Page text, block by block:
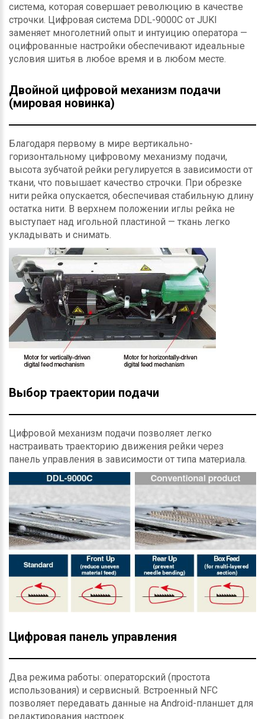
система, которая совершает революцию в качестве
строчки. Цифровая система DDL-9000C от JUKI
заменяет многолетний опыт и интуицию оператора —
оцифрованные настройки обеспечивают идеальные
условия шитья в любое время и в любом месте.
Двойной цифровой механизм подачи
(мировая новинка)
Благодаря первому в мире вертикально-
горизонтальному цифровому механизму подачи,
высота зубчатой рейки регулируется в зависимости от
ткани, что повышает качество строчки. При обрезке
нити рейка опускается, обеспечивая стабильную длину
остатка нити. В верхнем положении иглы рейка не
выступает над игольной пластиной — ткань легко
укладывать и снимать.
Выбор траектории подачи
Цифровой механизм подачи позволяет легко
настраивать траекторию движения рейки через
панель управления в зависимости от типа материала.
Цифровая панель управления
Два режима работы: операторский (простота
использования) и сервисный. Встроенный NFC
позволяет передавать данные на Android-планшет для
редактирования настроек.